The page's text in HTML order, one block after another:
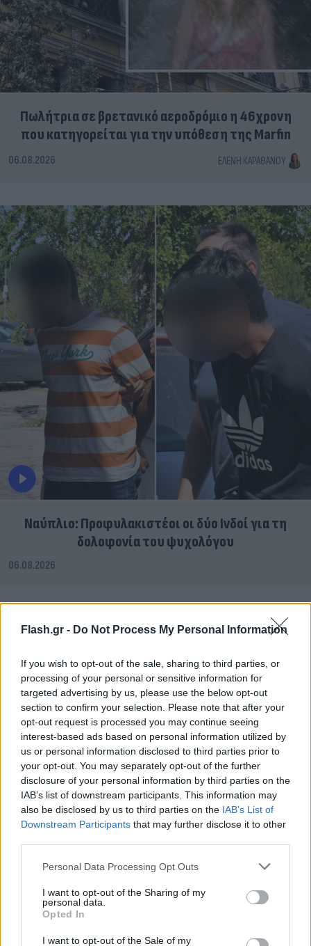
Flash.gr - Do Not Process My Personal Information
If you wish to opt-out of the sale, sharing to third parties, or
processing of your personal or sensitive information for
targeted advertising by us, please use the below opt-out
section to confirm your selection. Please note that after your
opt-out request is processed you may continue seeing
interest-based ads based on personal information utilized by
us or personal information disclosed to third parties prior to
your opt-out. You may separately opt-out of the further
disclosure of your personal information by third parties on the
IAB’s list of downstream participants. This information may
also be disclosed by us to third parties on the IAB’s List of
Downstream Participants that may further disclose it to other
Please note that this website/app uses one or more Google
not limited to your visit or usage behaviour. You may click to
grant or deny consent to Google and its third-party tags to
use your data for below specified purposes in below Google
consent section.
Personal Data Processing Opt Outs
I want to opt-out of the Sharing of my
personal data.
Opted In
I want to opt-out of the Sale of my
Πωλήτρια σε βρετανικό αεροδρόμιο η 46χρονη
που κατηγορείται για την υπόθεση της Marfin
06.08.2026 ΕΛΈΝΗ ΚΑΡΑΘΆΝΟΥ
Ναύπλιο: Προφυλακιστέοι οι δύο Ινδοί για τη
δολοφονία του ψυχολόγου
06.08.2026
Τρομερή στιγμή αλληλεγγύης: Λουόμενοι στήνουν
ανθρώπινη αλυσίδα για να βρουν 2χρονο που
χάθηκε
06.08.2026 ΜΑΡΊΑ ΚΑΤΡΙΝΆΚΗ